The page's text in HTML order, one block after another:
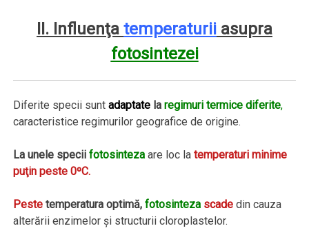
II. Influenţa temperaturii asupra
fotosintezei
Diferite specii suntadaptate laregimuri termice diferite,
caracteristice regimurilor geografice de origine.
La unele speciifotosinteza are loc latemperaturi minime
puţin peste 0ºC.
Peste temperatura optimă,fotosinteza scade din cauza
alterării enzimelor şi structurii cloroplastelor.